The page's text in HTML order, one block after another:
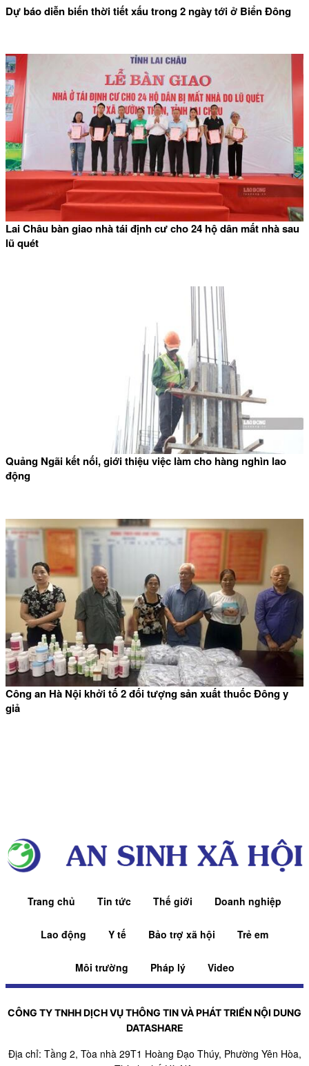
Dự báo diễn biến thời tiết xấu trong 2 ngày tới ở Biển Đông
Lai Châu bàn giao nhà tái định cư cho 24 hộ dân mất nhà sau
lũ quét
Quảng Ngãi kết nối, giới thiệu việc làm cho hàng nghìn lao
động
Công an Hà Nội khởi tố 2 đối tượng sản xuất thuốc Đông y
giả
Trang chủ Tin tức Thế giới Doanh nghiệp
Lao động Y tế Bảo trợ xã hội Trẻ em
Môi trường Pháp lý Video
CÔNG TY TNHH DỊCH VỤ THÔNG TIN VÀ PHÁT TRIỂN NỘI DUNG
DATASHARE
Địa chỉ: Tầng 2, Tòa nhà 29T1 Hoàng Đạo Thúy, Phường Yên Hòa,